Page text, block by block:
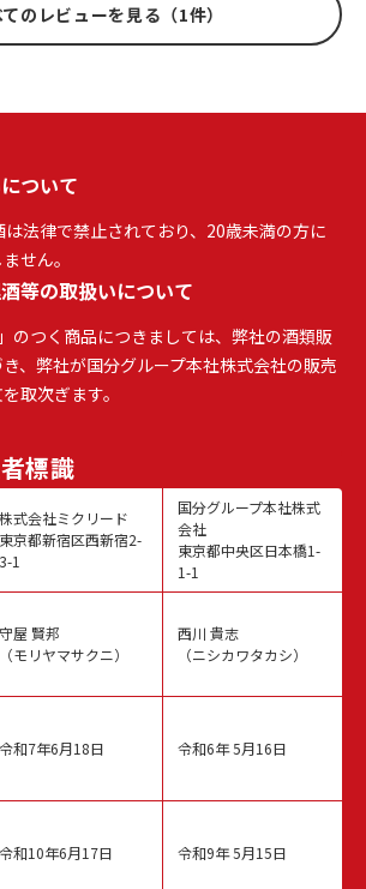
のレビューを見る（1件）
ついて
法律で禁止されており、20歳未満の方に
せん。
等の取扱いについて
のつく商品につきましては、弊社の酒類販
、弊社が国分グループ本社株式会社の販売
取次ぎます。
標識
株式会社ミクリード
東京都新宿区西新宿2-
3-1
守屋 賢邦
（モリヤマサクニ）
令和7年6月18日
令和10年6月17日
国分グループ本社株式
会社
東京都中央区日本橋1-
1-1
西川 貴志
（ニシカワタカシ）
令和6年 5月16日
令和9年 5月15日